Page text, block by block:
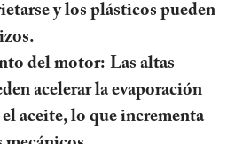
y los plásticos pueden
del motor: Las altas
acelerar la evaporación
aceite, lo que incrementa